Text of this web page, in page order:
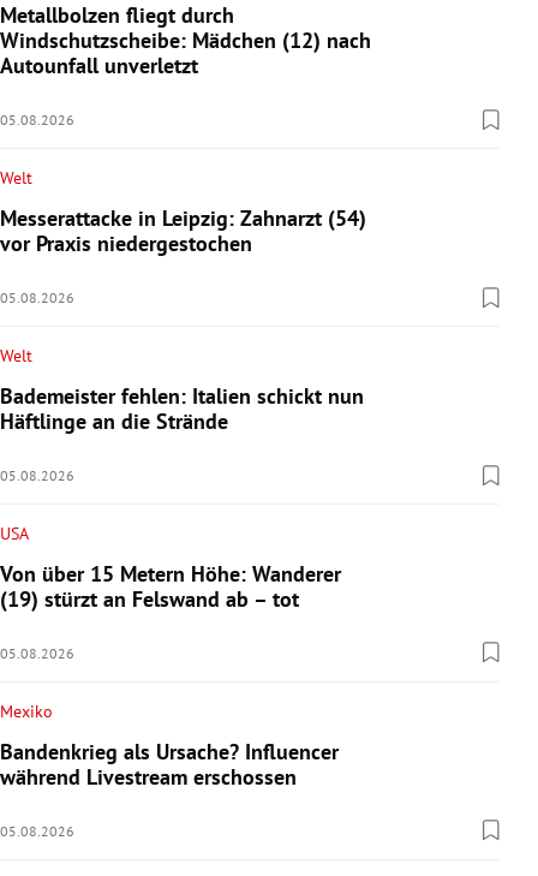
Metallbolzen fliegt durch
Windschutzscheibe: Mädchen (12) nach
Autounfall unverletzt
05.08.2026
Welt
Messerattacke in Leipzig: Zahnarzt (54)
vor Praxis niedergestochen
05.08.2026
Welt
Bademeister fehlen: Italien schickt nun
Häftlinge an die Strände
05.08.2026
USA
Von über 15 Metern Höhe: Wanderer
(19) stürzt an Felswand ab – tot
05.08.2026
Mexiko
Bandenkrieg als Ursache? Influencer
während Livestream erschossen
05.08.2026